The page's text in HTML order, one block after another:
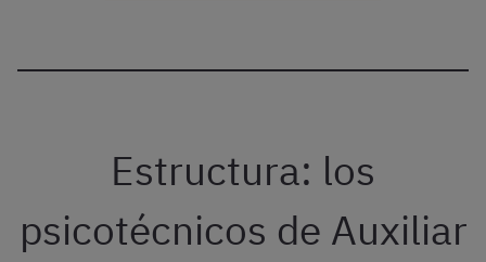
Estructura: los
psicotécnicos de Auxiliar